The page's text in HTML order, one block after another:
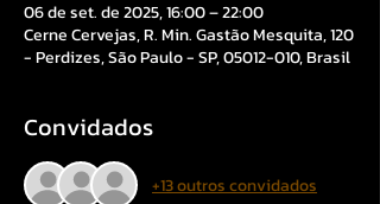
06 de set. de 2025, 16:00 – 22:00
Cerne Cervejas, R. Min. Gastão Mesquita, 120
- Perdizes, São Paulo - SP, 05012-010, Brasil
Convidados
+13 outros convidados